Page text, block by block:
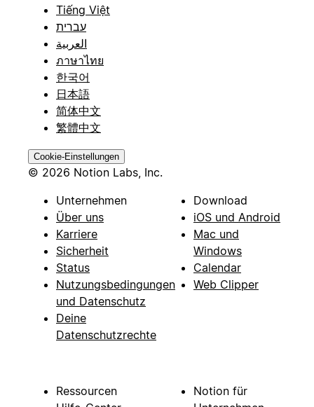
Tiếng Việt
עברית
العربية
ภาษาไทย
한국어
日本語
简体中文
繁體中文
Cookie-Einstellungen
© 2026 Notion Labs, Inc.
Unternehmen
Über uns
Karriere
Sicherheit
Status
Nutzungsbedingungen
und Datenschutz
Deine
Datenschutzrechte
Download
iOS und Android
Mac und
Windows
Calendar
Web Clipper
Ressourcen
Notion für